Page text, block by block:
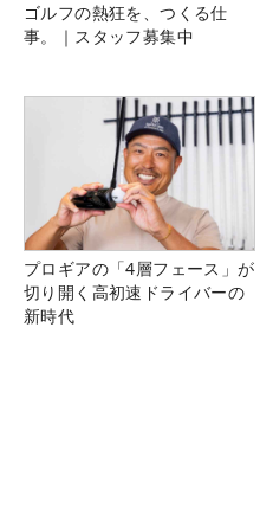
ゴルフの熱狂を、つくる仕
事。｜スタッフ募集中
プロギアの「4層フェース」が
切り開く高初速ドライバーの
新時代